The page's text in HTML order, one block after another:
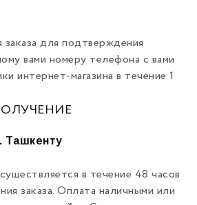
для подтверждения
вами номеру телефона с вами
интернет-магазина в течение 1
Ташкенту
в течение 48 часов
заказа. Оплата наличными или